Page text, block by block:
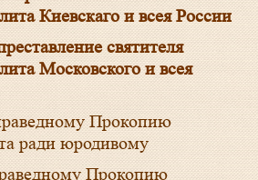
Киевскаго и всея России
Московского и всея
ради юродивому